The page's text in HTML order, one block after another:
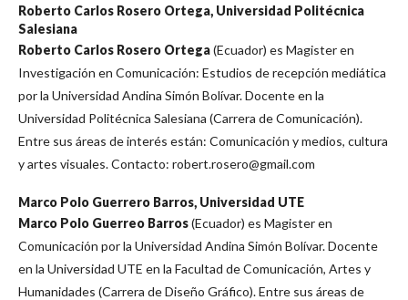
Roberto Carlos Rosero Ortega, Universidad Politécnica
Salesiana
Roberto Carlos Rosero Ortega(Ecuador) es Magister en
Investigación en Comunicación: Estudios de recepción mediática
por la Universidad Andina Simón Bolívar. Docente en la
Universidad Politécnica Salesiana (Carrera de Comunicación).
Entre sus áreas de interés están: Comunicación y medios, cultura
y artes visuales. Contacto: robert.rosero@gmail.com
Marco Polo Guerrero Barros, Universidad UTE
Marco Polo Guerreo Barros(Ecuador) es Magister en
Comunicación por la Universidad Andina Simón Bolívar. Docente
en la Universidad UTE en la Facultad de Comunicación, Artes y
Humanidades (Carrera de Diseño Gráfico). Entre sus áreas de